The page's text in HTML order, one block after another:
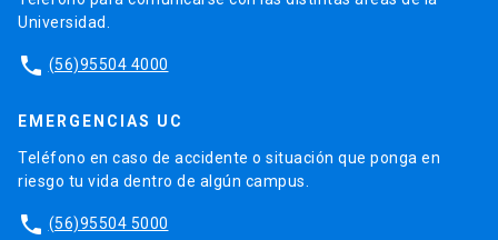
Universidad.
phone (56)95504 4000
EMERGENCIAS UC
Teléfono en caso de accidente o situación que ponga en
riesgo tu vida dentro de algún campus.
phone (56)95504 5000